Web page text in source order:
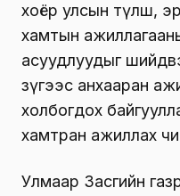
хоёр улсын түлш,
хамтын
асуудлуудыг
зүгээс анхааран
холбогдох
хамтран ажиллах
Улмаар Засгийн